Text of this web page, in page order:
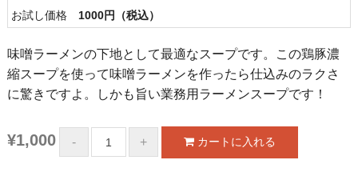
お試し価格
1000円（税込）
味噌ラーメンの下地として最適なスープです。この鶏豚濃
縮スープを使って味噌ラーメンを作ったら仕込みのラクさ
に驚きですよ。しかも旨い業務用ラーメンスープです！
¥1,000